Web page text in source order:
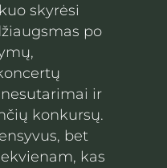
skyrėsi
po
ir
konkursų.
bet
kas